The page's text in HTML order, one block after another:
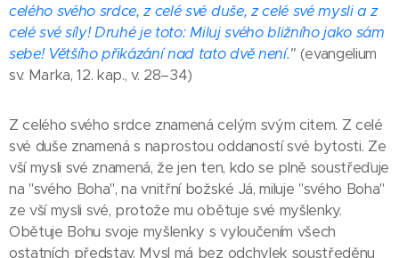
celého svého srdce, z celé své duše, z celé své mysli a z
celé své síly! Druhé je toto: Miluj svého bližního jako sám
sebe! Většího přikázání nad tato dvě není."(evangelium
sv. Marka, 12. kap., v. 28–34)
Z celého svého srdce znamená celým svým citem. Z celé
své duše znamená s naprostou oddaností své bytosti. Ze
vší mysli své znamená, že jen ten, kdo se plně soustřeďuje
na "svého Boha", na vnitřní božské Já, miluje "svého Boha"
ze vší mysli své, protože mu obětuje své myšlenky.
Obětuje Bohu svoje myšlenky s vyloučením všech
ostatních představ. Mysl má bez odchylek soustředěnu